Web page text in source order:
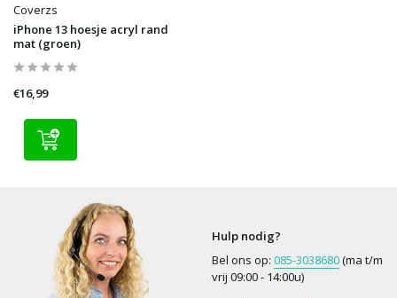
Coverzs
iPhone 13 hoesje acryl rand
mat (groen)
€16,99
Hulp nodig?
Bel ons op: 085-3038680(ma t/m
vrij 09:00 - 14:00u)